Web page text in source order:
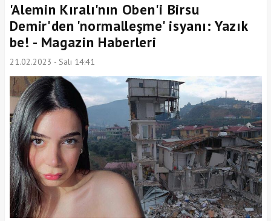
'Alemin Kıralı'nın Oben'i Birsu
Demir'den 'normalleşme' isyanı: Yazık
be! - Magazin Haberleri
21.02.2023 - Salı 14:41